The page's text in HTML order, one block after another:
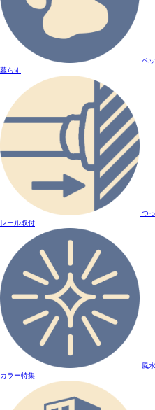
ペ
暮らす
つ
レール取付
風水
カラー特集